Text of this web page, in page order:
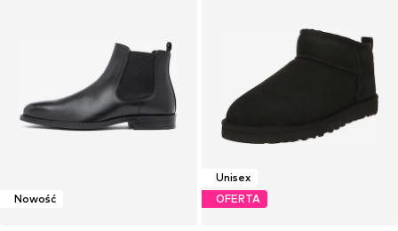
Nowość
Unisex
OFERTA